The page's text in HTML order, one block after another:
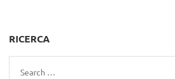
RICERCA
Search